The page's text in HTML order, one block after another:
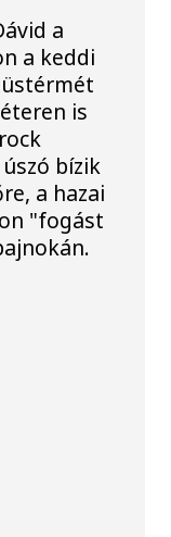
a
a keddi
is
bízik
a hazai
"fogást